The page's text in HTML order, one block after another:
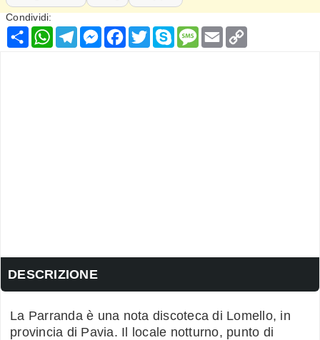
Condividi:
Condividi
WhatsApp
Telegram
Messenger
Facebook
TwitterSkypeMessage
Email
DESCRIZIONE
La Parranda è una nota discoteca di Lomello, in
provincia di Pavia. Il locale notturno, punto di